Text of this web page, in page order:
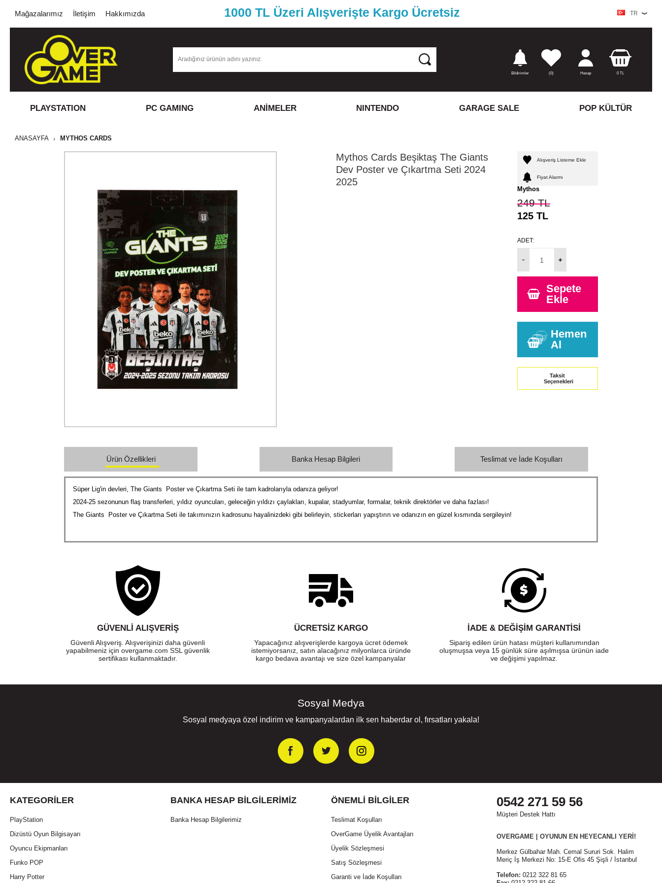
Mağazalarımız İletişim Hakkımızda 1000 TL Üzeri Alışverişte Kargo Ücretsiz TR
Bildirimler (0) Hesap 0TL
PLAYSTATION PC GAMING ANİMELER NINTENDO GARAGE SALE POP KÜLTÜR
ANASAYFA MYTHOS CARDS
Mythos Cards Beşiktaş The Giants
Dev Poster ve Çıkartma Seti 2024
2025
Alışveriş Listeme Ekle
Fiyat Alarmı
Mythos
249TL
125TL
ADET:
Sepete
Ekle
Hemen
Al
Taksit
Seçenekleri
Ürün Özellikleri Banka Hesap Bilgileri Teslimat ve İade Koşulları
Süper Lig'in devleri, The Giants Poster ve Çıkartma Seti ile tam kadrolarıyla odanıza geliyor!
2024-25 sezonunun flaş transferleri, yıldız oyuncuları, geleceğin yıldızı çaylakları, kupalar, stadyumlar, formalar, teknik direktörler ve daha fazlası!
The Giants Poster ve Çıkartma Seti ile takımınızın kadrosunu hayalinizdeki gibi belirleyin, stickerları yapıştırın ve odanızın en güzel kısmında sergileyin!
GÜVENLI ALIŞVERIŞ
Güvenli Alışveriş. Alışverişinizi daha güvenli
yapabilmeniz için overgame.com SSL güvenlik
sertifikası kullanmaktadır.
ÜCRETSIZ KARGO
Yapacağınız alışverişlerde kargoya ücret ödemek
istemiyorsanız, satın alacağınız milyonlarca üründe
kargo bedava avantajı ve size özel kampanyalar
İADE & DEĞİŞİM GARANTİSİ
Sipariş edilen ürün hatası müşteri kullanımından
oluşmuşsa veya 15 günlük süre aşılmışsa ürünün iade
ve değişimi yapılmaz.
Sosyal Medya
Sosyal medyaya özel indirim ve kampanyalardan ilk sen haberdar ol, fırsatları yakala!
KATEGORILER
PlayStation
Dizüstü Oyun Bilgisayarı
Oyuncu Ekipmanları
Funko POP
Harry Potter
BANKA HESAP BILGILERIMIZ
Banka Hesap Bilgilerimiz
ÖNEMLI BILGILER
Teslimat Koşulları
OverGame Üyelik Avantajları
Üyelik Sözleşmesi
Satış Sözleşmesi
Garanti ve İade Koşulları
0542 271 59 56
Müşteri Destek Hattı
OVERGAME | OYUNUN EN HEYECANLI YERİ!
Merkez Gülbahar Mah. Cemal Sururi Sok. Halim
Meriç İş Merkezi No: 15-E Ofis 45 Şişli / İstanbul
Telefon: 0212 322 81 65